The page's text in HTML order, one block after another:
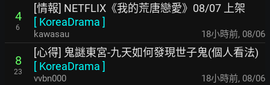
4
6
[情報] NETFLIX《我的荒唐戀愛》08/07 上架
[ KoreaDrama ]
kawasau 18小時前, 08/06
8
23
[心得] 鬼謎東宮-九天如何發現世子鬼(個人看法)
[ KoreaDrama ]
vvbn000 18小時前, 08/06